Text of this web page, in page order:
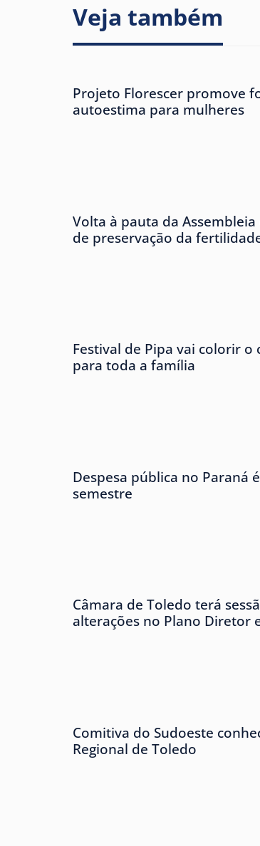
Veja também
Projeto Florescer promove
autoestima para mulheres
Volta à pauta da
de preservação da
Festival de Pipa vai colorir
para toda a família
Despesa pública no Paraná
semestre
Câmara de Toledo terá
alterações no Plano Diretor
Comitiva do Sudoeste
Regional de Toledo